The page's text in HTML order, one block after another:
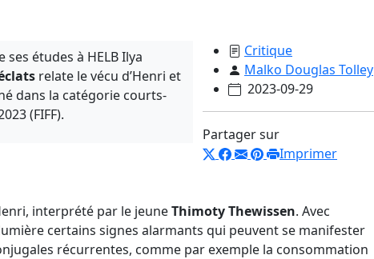
ses études à HELB Ilya
relate le vécu d’Henri et
dans la catégorie courts-
(FIFF).
Critique
Malko Douglas Tolley
2023-09-29
Partager sur
Imprimer
interprété par le jeuneThimoty Thewissen. Avec
certains signes alarmants qui peuvent se manifester
récurrentes, comme par exemple la consommation